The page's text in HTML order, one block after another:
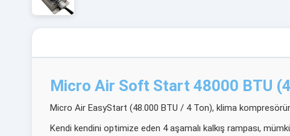
Micro Air Soft Start 48000 BTU
Micro Air EasyStart (48.000 BTU / 4 Ton), klima
Kendi kendini optimize eden 4 aşamalı kalkış rampası,